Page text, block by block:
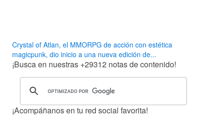
Crystal of Atlan, el MMORPG de acción con estética
magicpunk, dio inicio a una nueva edición de...
¡Busca en nuestras +29312 notas de contenido!
¡Acompáñanos en tu red social favorita!